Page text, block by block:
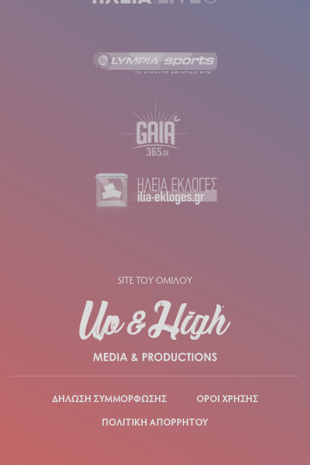
SITE ΤΟΥ ΟΜΙΛΟΥ
ΔΗΛΩΣΗ ΣΥΜΜΟΡΦΩΣΗΣ
ΟΡΟΙ ΧΡΗΣΗΣ
ΠΟΛΙΤΙΚΗ ΑΠΟΡΡΗΤΟΥ